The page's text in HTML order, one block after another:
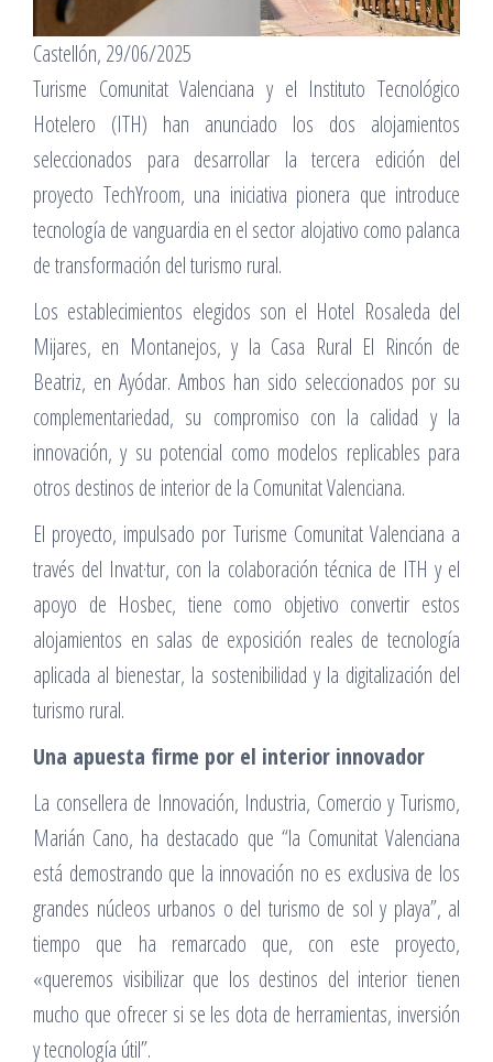
Castellón, 29/06/2025
Turisme Comunitat Valenciana y el Instituto Tecnológico
Hotelero (ITH) han anunciado los dos alojamientos
seleccionados para desarrollar la tercera edición del
proyecto TechYroom, una iniciativa pionera que introduce
tecnología de vanguardia en el sector alojativo como palanca
de transformación del turismo rural.
Los establecimientos elegidos son el Hotel Rosaleda del
Mijares, en Montanejos, y la Casa Rural El Rincón de
Beatriz, en Ayódar. Ambos han sido seleccionados por su
complementariedad, su compromiso con la calidad y la
innovación, y su potencial como modelos replicables para
otros destinos de interior de la Comunitat Valenciana.
El proyecto, impulsado por Turisme Comunitat Valenciana a
través del Invat·tur, con la colaboración técnica de ITH y el
apoyo de Hosbec, tiene como objetivo convertir estos
alojamientos en salas de exposición reales de tecnología
aplicada al bienestar, la sostenibilidad y la digitalización del
turismo rural.
Una apuesta firme por el interior innovador
La consellera de Innovación, Industria, Comercio y Turismo,
Marián Cano, ha destacado que “la Comunitat Valenciana
está demostrando que la innovación no es exclusiva de los
grandes núcleos urbanos o del turismo de sol y playa”, al
tiempo que ha remarcado que, con este proyecto,
«queremos visibilizar que los destinos del interior tienen
mucho que ofrecer si se les dota de herramientas, inversión
y tecnología útil”.